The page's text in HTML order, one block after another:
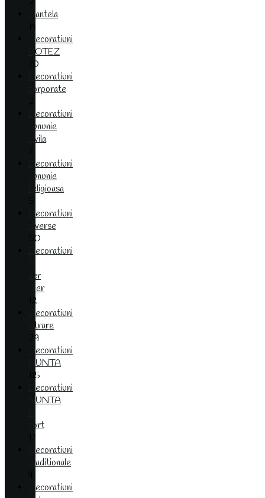
Dantela
14
Decoratiuni
BOTEZ
70
Decoratiuni
corporate
Decoratiuni
cununie
civila
Decoratiuni
cununie
religioasa
Decoratiuni
diverse
50
Decoratiuni
aer
liber
12
Decoratiuni
intrare
29
Decoratiuni
NUNTA
115
Decoratiuni
NUNTA
cort
Decoratiuni
traditionale
Decoratiuni